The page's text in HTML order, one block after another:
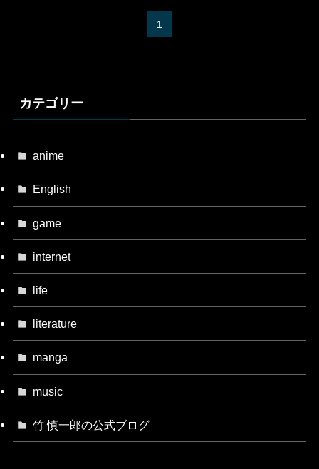
1
カテゴリー
anime
English
game
internet
life
literature
manga
music
竹 慎一郎の公式ブログ